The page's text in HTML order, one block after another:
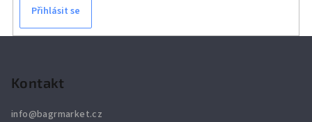
Přihlásit se
Kontakt
info@bagrmarket.cz